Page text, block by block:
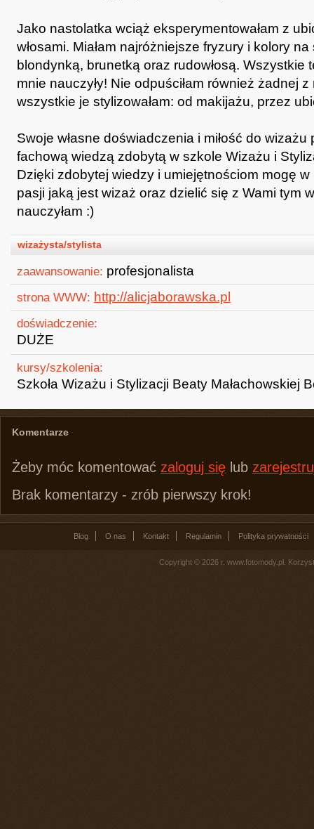
Jako nastolatka wciąż eksperymentowałam z
włosami. Miałam najróżniejsze fryzury i kolory na
blondynką, brunetką oraz rudowłosą. Wszystkie
mnie nauczyły! Nie odpuściłam również żadnej
wszystkie je stylizowałam: od makijażu, przez
Swoje własne doświadczenia i miłość do wizażu
fachową wiedzą zdobytą w szkole Wizażu i
Dzięki zdobytej wiedzy i umiejętnościom mogę w
pasji jaką jest wizaż oraz dzielić się z Wami tym
nauczyłam :)
wizażysta/stylista
zaawansowanie: profesjonalista
strona WWW: http://alicjaborawska.pl
doświadczenie:
DUŻE
kursy/szkolenia:
Szkoła Wizażu i Stylizacji Beaty Małachowskiej
Komentarze
Żeby móc komentować zaloguj się lub
Brak komentarzy - zrób pierwszy krok!
Blog O nas Kontakt Regulamin Polityka prywatności
Copyright © 2026 r. www.fotomody.pl.